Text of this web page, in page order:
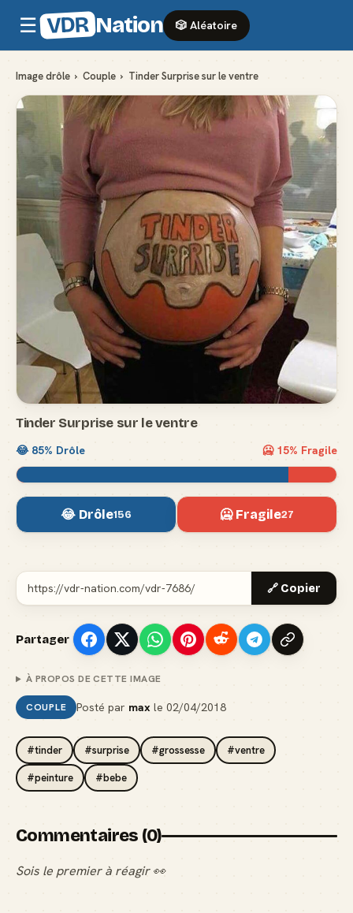
☰ VDR Nation 🎲 Aléatoire
Image drôle › Couple › Tinder Surprise sur le ventre
Tinder Surprise sur le ventre
😂 85% Drôle 🥶 15% Fragile
😂 Drôle156 🥶 Fragile27
🔗 Copier
Partager
À PROPOS DE CETTE IMAGE
COUPLE Posté par max le02/04/2018
#tinder #surprise #grossesse #ventre
#peinture #bebe
Commentaires (0)
Sois le premier à réagir 👀